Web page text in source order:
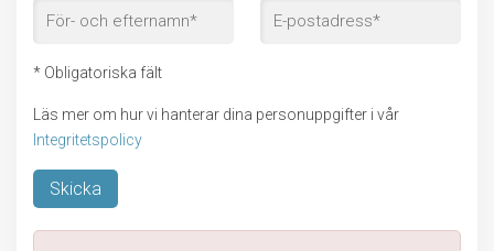
* Obligatoriska fält
Läs mer om hur vi hanterar dina personuppgifter i vår
Integritetspolicy
Lämna detta fält tomt.